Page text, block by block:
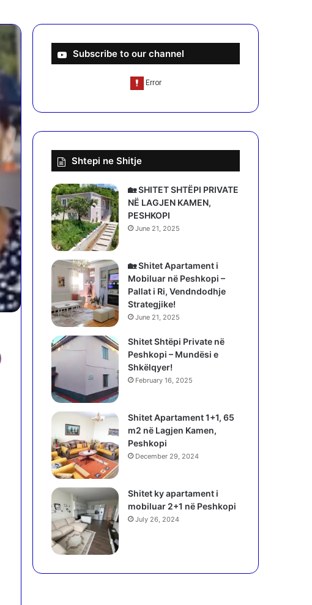
Subscribe to our channel
Shtepi ne Shitje
🏡 SHITET SHTËPI PRIVATE
NË LAGJEN KAMEN,
PESHKOPI
June 21, 2025
🏡 Shitet Apartament i
Mobiluar në Peshkopi –
Pallat i Ri, Vendndodhje
Strategjike!
June 21, 2025
Shitet Shtëpi Private në
Peshkopi – Mundësi e
Shkëlqyer!
February 16, 2025
Shitet Apartament 1+1, 65
m2 në Lagjen Kamen,
Peshkopi
December 29, 2024
Shitet ky apartament i
mobiluar 2+1 në Peshkopi
July 26, 2024